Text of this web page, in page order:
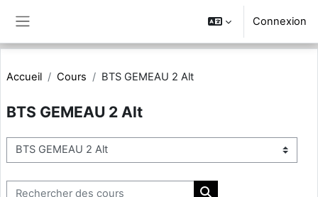
Connexion
Accueil Cours BTS GEMEAU 2 Alt
BTS GEMEAU 2 Alt
Catégories de cours
Rechercher des cours